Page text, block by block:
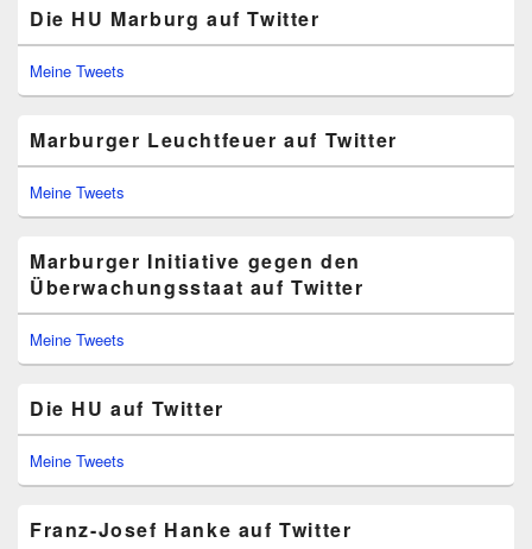
Die HU Marburg auf Twitter
Meine Tweets
Marburger Leuchtfeuer auf Twitter
Meine Tweets
Marburger Initiative gegen den
Überwachungsstaat auf Twitter
Meine Tweets
Die HU auf Twitter
Meine Tweets
Franz-Josef Hanke auf Twitter